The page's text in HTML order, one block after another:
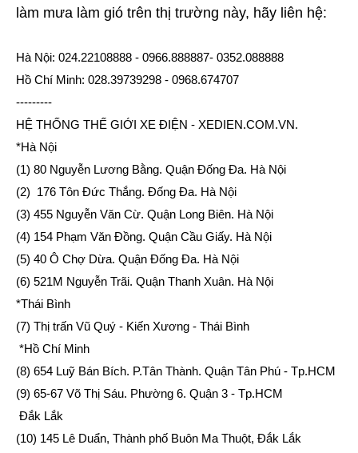
làm mưa làm gió trên thị trường này, hãy liên hệ:
Hà Nội: 024.22108888 - 0966.888887- 0352.088888
Hồ Chí Minh: 028.39739298 - 0968.674707
---------
HỆ THỐNG THẾ GIỚI XE ĐIỆN - XEDIEN.COM.VN.
*Hà Nội
(1) 80 Nguyễn Lương Bằng. Quận Đống Đa. Hà Nội
(2) 176 Tôn Đức Thắng. Đống Đa. Hà Nội
(3) 455 Nguyễn Văn Cừ. Quận Long Biên. Hà Nội
(4) 154 Phạm Văn Đồng. Quận Cầu Giấy. Hà Nội
(5) 40 Ô Chợ Dừa. Quận Đống Đa. Hà Nội
(6) 521M Nguyễn Trãi. Quận Thanh Xuân. Hà Nội
*Thái Bình
(7) Thị trấn Vũ Quý - Kiến Xương - Thái Bình
*Hồ Chí Minh
(8) 654 Luỹ Bán Bích. P.Tân Thành. Quận Tân Phú - Tp.HCM
(9) 65-67 Võ Thị Sáu. Phường 6. Quận 3 - Tp.HCM
Đắk Lắk
(10) 145 Lê Duẩn, Thành phố Buôn Ma Thuột, Đắk Lắk